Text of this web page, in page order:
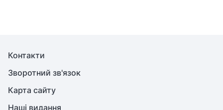
Контакти
Зворотний зв'язок
Карта сайту
Наші видання